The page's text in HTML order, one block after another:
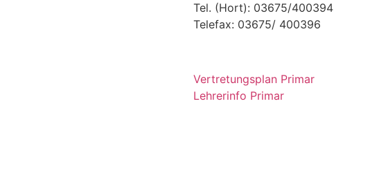
Tel. (Hort): 03675/400394
Telefax: 03675/ 400396
Vertretungsplan Primar
Lehrerinfo Primar